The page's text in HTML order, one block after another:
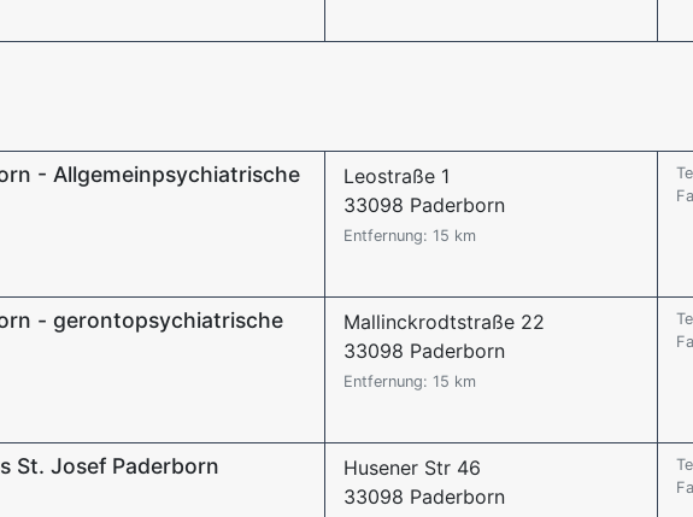
- Allgemeinpsychiatrische
Leostraße 1
33098 Paderborn
Entfernung: 15 km
- gerontopsychiatrische
Mallinckrodtstraße 22
33098 Paderborn
Entfernung: 15 km
St. Josef Paderborn
Husener Str 46
33098 Paderborn